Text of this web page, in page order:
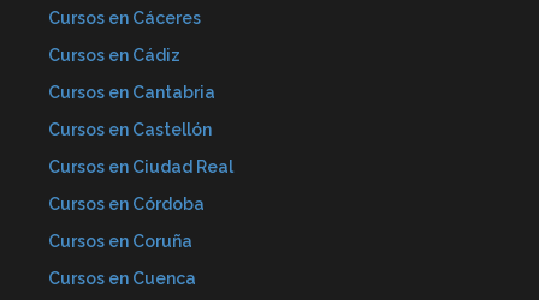
Cursos en Cáceres
Cursos en Cádiz
Cursos en Cantabria
Cursos en Castellón
Cursos en Ciudad Real
Cursos en Córdoba
Cursos en Coruña
Cursos en Cuenca